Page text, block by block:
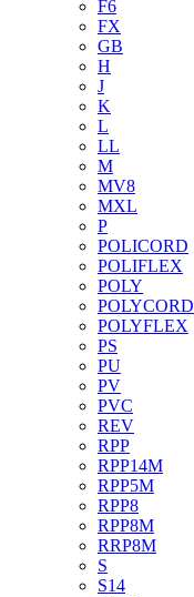
F6
FX
GB
H
J
K
L
LL
M
MV8
MXL
P
POLICORD
POLIFLEX
POLY
POLYCORD
POLYFLEX
PS
PU
PV
PVC
REV
RPP
RPP14M
RPP5M
RPP8
RPP8M
RRP8M
S
S14